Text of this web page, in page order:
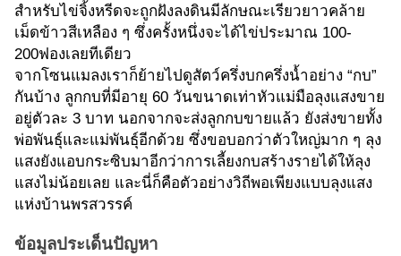
สำหรับไข่จิ้งหรีดจะถูกฝังลงดินมีลักษณะเรียวยาวคล้าย
เม็ดข้าวสีเหลือง ๆ ซึ่งครั้งหนึ่งจะได้ไข่ประมาณ 100-
200ฟองเลยทีเดียว
จากโซนแมลงเราก็ย้ายไปดูสัตว์ครึ่งบกครึ่งน้ำอย่าง “กบ”
กันบ้าง ลูกกบที่มีอายุ 60 วันขนาดเท่าหัวแม่มือลุงแสงขาย
อยู่ตัวละ 3 บาท นอกจากจะส่งลูกกบขายแล้ว ยังส่งขายทั้ง
พ่อพันธุ์และแม่พันธุ์อีกด้วย ซึ่งขอบอกว่าตัวใหญ่มาก ๆ ลุง
แสงยังแอบกระซิบมาอีกว่าการเลี้ยงกบสร้างรายได้ให้ลุง
แสงไม่น้อยเลย และนี่ก็คือตัวอย่างวิถีพอเพียงแบบลุงแสง
แห่งบ้านพรสวรรค์
ข้อมูลประเด็นปัญหา